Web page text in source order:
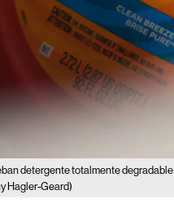
detergente totalmente degradable
Hagler-Geard)